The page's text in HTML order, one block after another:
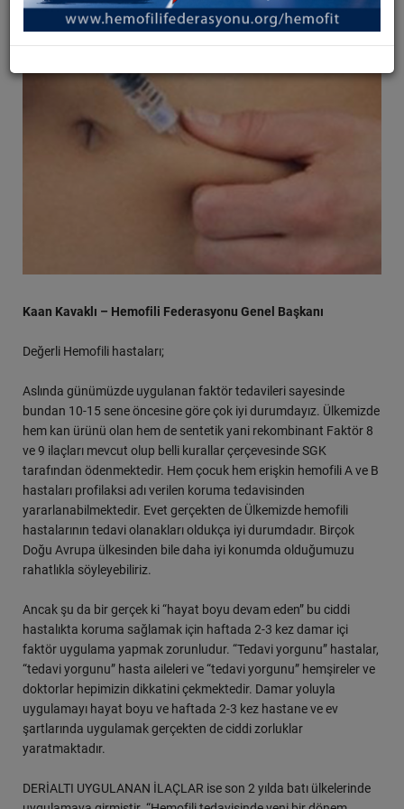
Kaan Kavaklı – Hemofili Federasyonu Genel Başkanı
Değerli Hemofili hastaları;
Aslında günümüzde uygulanan faktör tedavileri sayesinde
bundan 10-15 sene öncesine göre çok iyi durumdayız. Ülkemizde
hem kan ürünü olan hem de sentetik yani rekombinant Faktör 8
ve 9 ilaçları mevcut olup belli kurallar çerçevesinde SGK
tarafından ödenmektedir. Hem çocuk hem erişkin hemofili A ve B
hastaları profilaksi adı verilen koruma tedavisinden
yararlanabilmektedir. Evet gerçekten de Ülkemizde hemofili
hastalarının tedavi olanakları oldukça iyi durumdadır. Birçok
Doğu Avrupa ülkesinden bile daha iyi konumda olduğumuzu
rahatlıkla söyleyebiliriz.
Ancak şu da bir gerçek ki “hayat boyu devam eden” bu ciddi
hastalıkta koruma sağlamak için haftada 2-3 kez damar içi
faktör uygulama yapmak zorunludur. “Tedavi yorgunu” hastalar,
“tedavi yorgunu” hasta aileleri ve “tedavi yorgunu” hemşireler ve
doktorlar hepimizin dikkatini çekmektedir. Damar yoluyla
uygulamayı hayat boyu ve haftada 2-3 kez hastane ve ev
şartlarında uygulamak gerçekten de ciddi zorluklar
yaratmaktadır.
DERİALTI UYGULANAN İLAÇLAR ise son 2 yılda batı ülkelerinde